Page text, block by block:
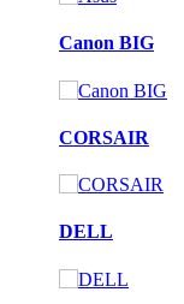
Canon BIG
CORSAIR
DELL